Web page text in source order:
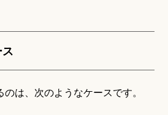
は、次のようなケースです。